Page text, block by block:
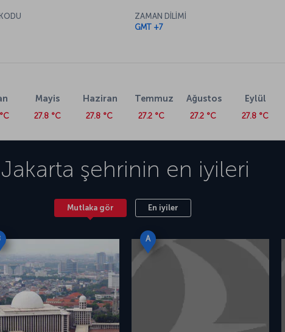
ZAMAN DİLİMİ
GMT +7
Mayis
27.8 °C
Haziran
27.8 °C
Temmuz
27.2 °C
Ağustos
27.2 °C
Eylül
27.8 °C
Jakarta şehrinin en iyileri
Mutlaka gör En iyiler
A